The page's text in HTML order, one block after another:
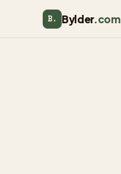
B. Bylder.com